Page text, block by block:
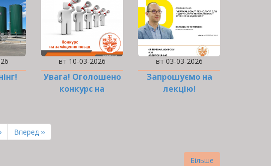
вт 10-03-2026
Увага! Оголошено
конкурс на
вт 03-03-2026
Запрошуємо на
лекцію!
Остання
сторінка
Вперед ››
Більше